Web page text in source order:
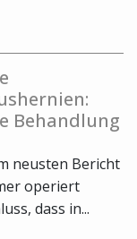
Behandlung
neusten Bericht
operiert
dass in...